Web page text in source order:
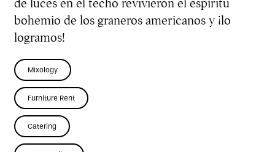
de luces en el techo revivieron el espíritu
bohemio de los graneros americanos y ¡lo
logramos!
Mixology
Furniture Rent
Catering